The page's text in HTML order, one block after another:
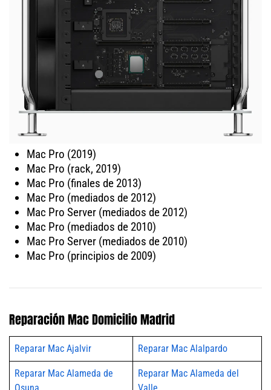
Mac Pro (2019)
Mac Pro (rack, 2019)
Mac Pro (finales de 2013)
Mac Pro (mediados de 2012)
Mac Pro Server (mediados de 2012)
Mac Pro (mediados de 2010)
Mac Pro Server (mediados de 2010)
Mac Pro (principios de 2009)
Reparación Mac Domicilio Madrid
Reparar Mac Ajalvir Reparar Mac Alalpardo
Reparar Mac Alameda de
Reparar Mac Alameda del